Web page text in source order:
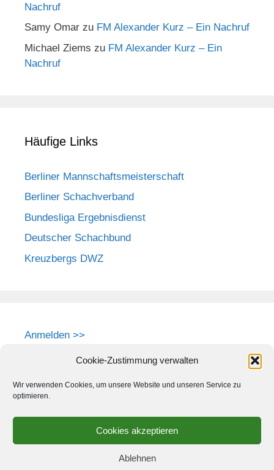
Cookie-Zustimmung verwalten
Wir verwenden Cookies, um unsere Website und unseren Service zu
optimieren.
Cookies akzeptieren
Ablehnen
Nachruf
Samy Omar zu FM Alexander Kurz – Ein Nachruf
Michael Ziems zu FM Alexander Kurz – Ein
Nachruf
Häufige Links
Berliner Mannschaftsmeisterschaft
Berliner Schachverband
Bundesliga Ergebnisdienst
Deutscher Schachbund
Kreuzbergs DWZ
Anmelden >>